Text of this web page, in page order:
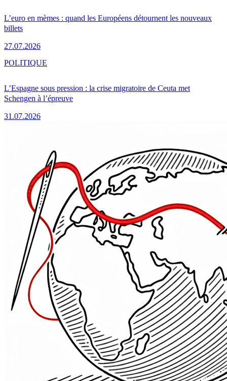
L’euro en mèmes : quand les Européens détournent les nouveaux
billets
27.07.2026
L’Espagne sous pression : la crise migratoire de Ceuta met
Schengen à l’épreuve
31.07.2026
POLITIQUE